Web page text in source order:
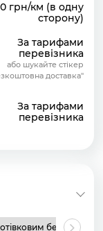
грн/км (в одну
сторону)
За тарифами
перевізника
або шукайте стікер
доставка"
За тарифами
перевізника
без ПДВ